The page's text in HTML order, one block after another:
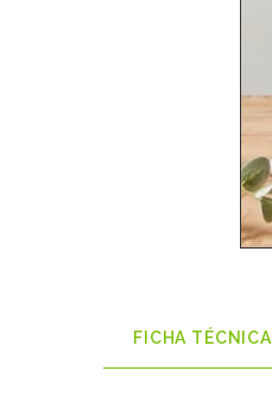
FICHA TÉCNICA